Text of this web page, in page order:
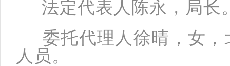
法定代表人陈永，局长
委托代理人徐晴，女，
人员。